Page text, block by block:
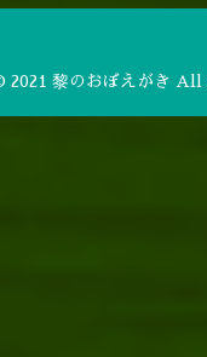
黎のおぼえがき